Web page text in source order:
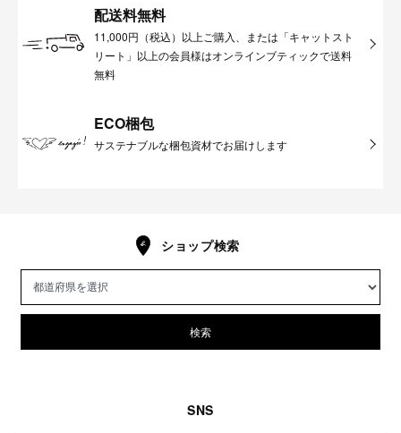
配送料無料
11,000円（税込）以上ご購入、または「キャットスト
リート」以上の会員様はオンラインブティックで送料
無料
ECO梱包
サステナブルな梱包資材でお届けします
ショップ検索
検索
SNS